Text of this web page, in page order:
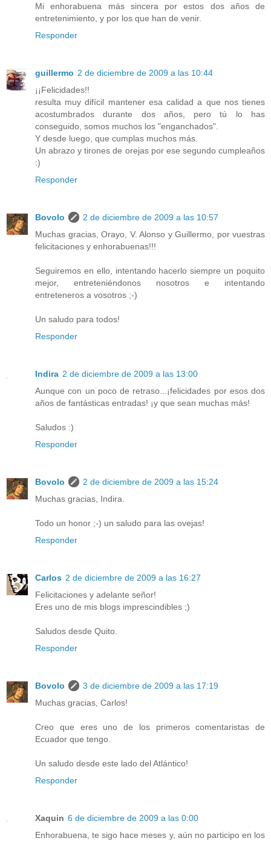
Mi enhorabuena más sincera por estos dos años de
entretenimiento, y por los que han de venir.
Responder
guillermo 2 de diciembre de 2009 a las 10:44
¡¡Felicidades!!
resulta muy difícil mantener esa calidad a que nos tienes
acostumbrados durante dos años, pero tú lo has
conseguido, somos muchos los "enganchados".
Y desde luego, que cumplas muchos más.
Un abrazo y tirones de orejas por ese segundo cumpleaños
:)
Responder
Bovolo
2 de diciembre de 2009 a las 10:57
Muchas gracias, Orayo, V. Alonso y Guillermo, por vuestras
felicitaciones y enhorabuenas!!!
Seguiremos en ello, intentando hacerlo siempre un poquito
mejor, entreteniéndonos nosotros e intentando
entreteneros a vosotros ;-)
Un saludo para todos!
Responder
Indira 2 de diciembre de 2009 a las 13:00
Aunque con un poco de retraso...¡felicidades por esos dos
años de fantásticas entradas! ¡y que sean muchas más!
Saludos :)
Responder
Bovolo
2 de diciembre de 2009 a las 15:24
Muchas gracias, Indira.
Todo un honor ;-) un saludo para las ovejas!
Responder
Carlos 2 de diciembre de 2009 a las 16:27
Felicitaciones y adelante señor!
Eres uno de mis blogs imprescindibles ;)
Saludos desde Quito.
Responder
Bovolo
3 de diciembre de 2009 a las 17:19
Muchas gracias, Carlos!
Creo que eres uno de los primeros comentaristas de
Ecuador que tengo.
Un saludo desde este lado del Atlántico!
Responder
Xaquin 6 de diciembre de 2009 a las 0:00
Enhorabuena, te sigo hace meses y, aún no participo en los